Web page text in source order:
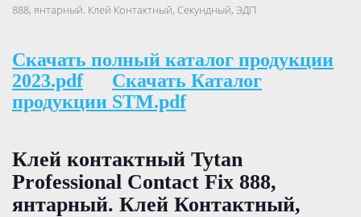
888, янтарный. Клей Контактный, Секундный, ЭДП
Скачать полный каталог продукции
2023.pdf
Скачать Каталог
продукции STM.pdf
Клей контактный Tytan
Professional Contact Fix 888,
янтарный. Клей Контактный,